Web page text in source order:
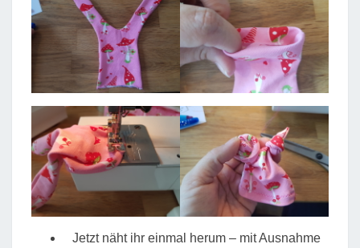
Jetzt näht ihr einmal herum – mit Ausnahme